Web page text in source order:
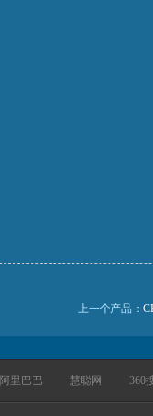
上一个产品：
阿里巴巴 慧聪网 360